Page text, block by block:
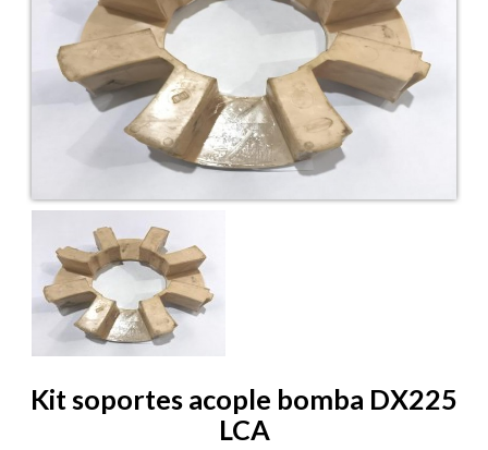
Kit soportes acople bomba DX225
LCA